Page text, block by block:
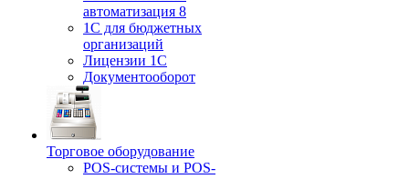
автоматизация 8
1С для бюджетных
организаций
Лицензии 1С
Документооборот
Торговое оборудование
POS-системы и POS-